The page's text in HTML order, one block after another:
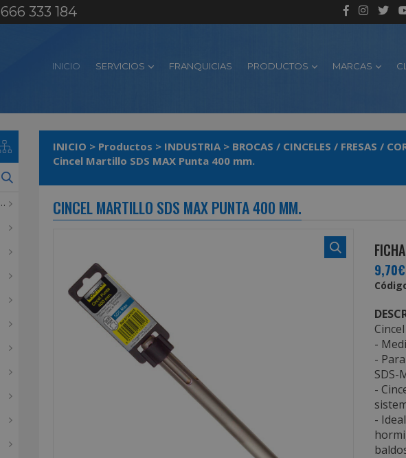
666 333 184
INICIO SERVICIOS FRANQUICIAS PRODUCTOS MARCAS
INICIO > Productos > INDUSTRIA > BROCAS / CINCELES / FRESAS /
Cincel Martillo SDS MAX Punta 400 mm.
CINCEL MARTILLO SDS MAX PUNTA 400 MM.
9,70€
-
-
SDS-
-
-